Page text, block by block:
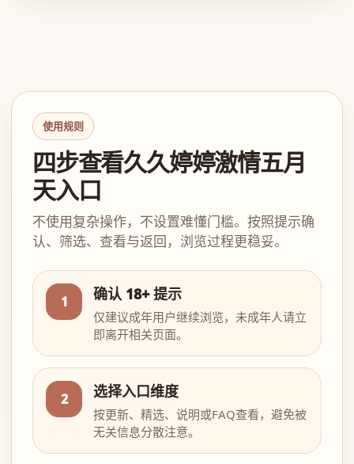
使用规则
四步查看久久婷婷激情五月
天入口
不使用复杂操作，不设置难懂门槛。按照提示确
认、筛选、查看与返回，浏览过程更稳妥。
1 确认 18+ 提示
仅建议成年用户继续浏览，未成年人请立
即离开相关页面。
2 选择入口维度
按更新、精选、说明或FAQ查看，避免被
无关信息分散注意。